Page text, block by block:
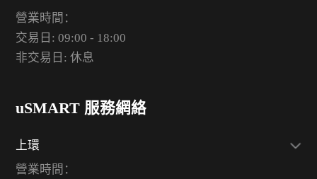
營業時間：
交易日: 09:00 - 18:00
非交易日: 休息
uSMART 服務網絡
上環
營業時間：